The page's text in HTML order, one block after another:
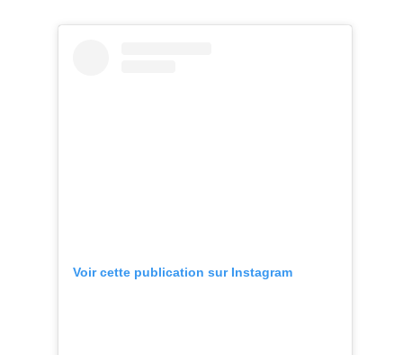
Voir cette publication sur Instagram